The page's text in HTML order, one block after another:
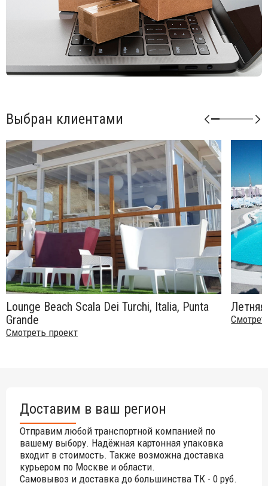
Выбран клиентами
Lounge Beach Scala Dei Turchi, Italia, Punta
Grande
Смотреть проект
Доставим в ваш регион
Отправим любой транспортной компанией по
вашему выбору. Надёжная картонная упаковка
входит в стоимость. Также возможна доставка
курьером по Москве и области.
Самовывоз и доставка до большинства ТК - 0 руб.